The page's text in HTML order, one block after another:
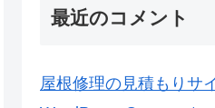
最近のコメント
屋根修理の見積もりサ